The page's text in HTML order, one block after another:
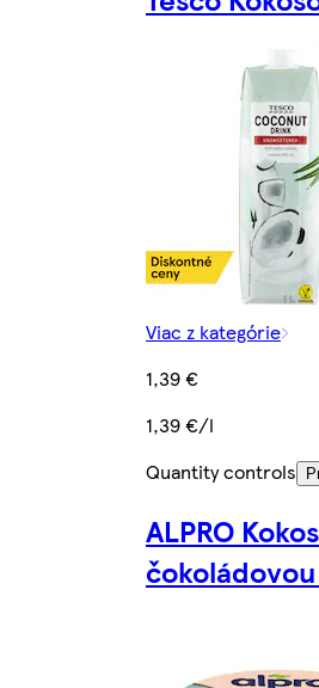
Viac z kategórie
1,39 €
1,39 €/l
Quantity controls
ALPRO